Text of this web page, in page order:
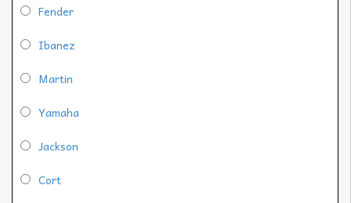
Fender
Ibanez
Martin
Yamaha
Jackson
Cort